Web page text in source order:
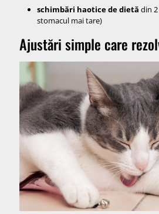
schimbări haotice de dietă din
stomacul mai tare)
Ajustări simple care